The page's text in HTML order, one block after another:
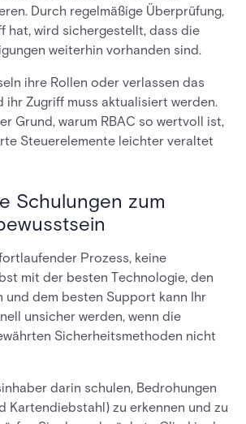
Durch regelmäßige Überprüfung,
hat, wird sichergestellt, dass die
weiterhin vorhanden sind.
ihre Rollen oder verlassen das
ihr Zugriff muss aktualisiert werden.
Grund, warum RBAC so wertvoll ist,
Steuerelemente leichter veraltet
Schulungen zum
Prozess, keine
mit der besten Technologie, den
und dem besten Support kann Ihr
unsicher werden, wenn die
Sicherheitsmethoden nicht
darin schulen, Bedrohungen
Kartendiebstahl) zu erkennen und zu